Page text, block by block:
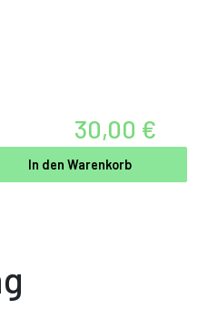
30,00 €
In den Warenkorb